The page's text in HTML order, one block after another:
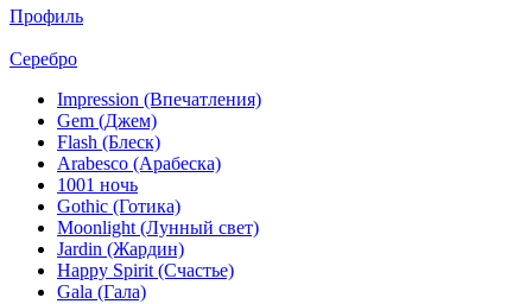
Профиль
Серебро
Impression (Впечатления)
Gem (Джем)
Flash (Блеск)
Arabesco (Арабеска)
1001 ночь
Gothic (Готика)
Moonlight (Лунный свет)
Jardin (Жардин)
Happy Spirit (Счастье)
Gala (Гала)